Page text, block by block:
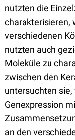
nutzten die
charakterisieren,
verschiedenen
nutzten auch
Moleküle zu
zwischen den
untersuchten sie,
Genexpression
an den